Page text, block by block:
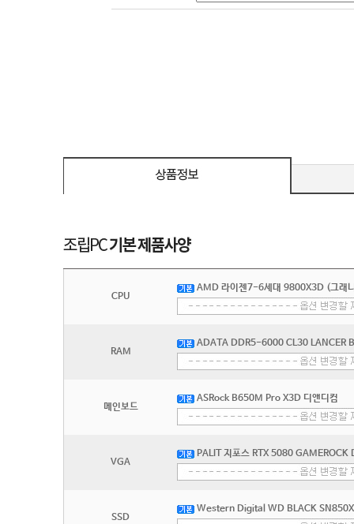
CPU
AMD 라이젠7-6세대 9800X3D (그래
RAM
ADATA DDR5-6000 CL30 LANCER
메인보드
ASRock B650M Pro X3D 디앤디컴
VGA
PALIT 지포스 RTX 5080 GAMEROCK
SSD
Western Digital WD BLACK